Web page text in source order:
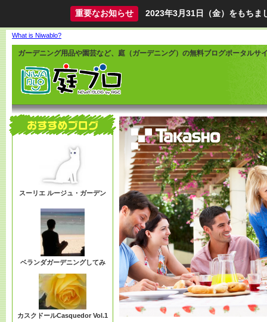
重要なお知らせ 2023年3月31日（金）をもちま
What is Niwablo?
ガーデニング用品や園芸など、庭（ガーデニング）の無料ブログポータルサ
スーリエ ルージュ・ガーデン
ベランダガーデニングしてみ
カスクドールCasquedor Vol.1